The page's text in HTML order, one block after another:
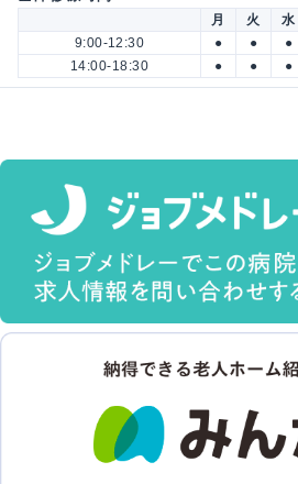
月 火 水
9:00-12:30
● ● ●
14:00-18:30
● ● ●